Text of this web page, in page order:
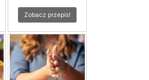
Zobacz przepis!